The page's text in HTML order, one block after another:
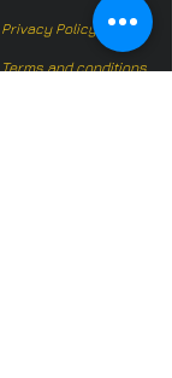
Privacy Policy
Terms and conditions